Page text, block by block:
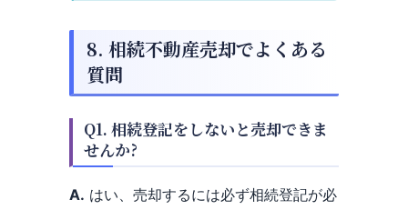
8. 相続不動産売却でよくある
質問
Q1. 相続登記をしないと売却できま
せんか?
A. はい、売却するには必ず相続登記が必